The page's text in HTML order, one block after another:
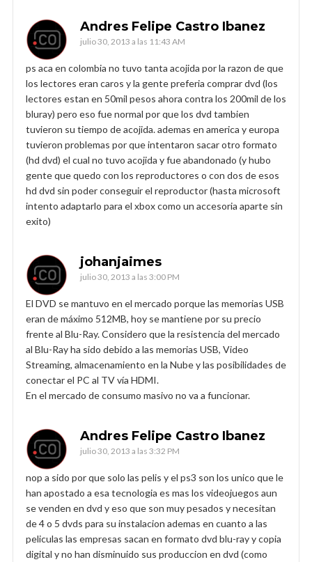
Andres Felipe Castro Ibanez
julio 30, 2013 a las 11:43 AM
ps aca en colombia no tuvo tanta acojida por la razon de que
los lectores eran caros y la gente preferia comprar dvd (los
lectores estan en 50mil pesos ahora contra los 200mil de los
bluray) pero eso fue normal por que los dvd tambien
tuvieron su tiempo de acojida. ademas en america y europa
tuvieron problemas por que intentaron sacar otro formato
(hd dvd) el cual no tuvo acojida y fue abandonado (y hubo
gente que quedo con los reproductores o con dos de esos
hd dvd sin poder conseguir el reproductor (hasta microsoft
intento adaptarlo para el xbox como un accesoria aparte sin
exito)
johanjaimes
julio 30, 2013 a las 3:00 PM
El DVD se mantuvo en el mercado porque las memorias USB
eran de máximo 512MB, hoy se mantiene por su precio
frente al Blu-Ray. Considero que la resistencia del mercado
al Blu-Ray ha sido debido a las memorias USB, Video
Streaming, almacenamiento en la Nube y las posibilidades de
conectar el PC al TV vía HDMI.
En el mercado de consumo masivo no va a funcionar.
Andres Felipe Castro Ibanez
julio 30, 2013 a las 3:32 PM
nop a sido por que solo las pelis y el ps3 son los unico que le
han apostado a esa tecnologia es mas los videojuegos aun
se venden en dvd y eso que son muy pesados y necesitan
de 4 o 5 dvds para su instalacion ademas en cuanto a las
peliculas las empresas sacan en formato dvd blu-ray y copia
digital y no han disminuido sus produccion en dvd (como